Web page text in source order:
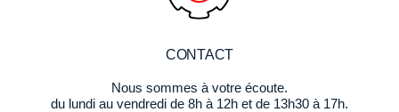
CONTACT
Nous sommes à votre écoute.
du lundi au vendredi de 8h à 12h et de 13h30 à 17h.